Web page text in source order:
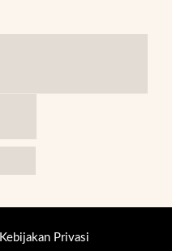
Kebijakan Privasi